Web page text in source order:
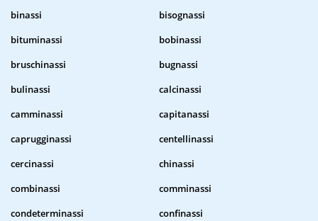
binassi
bisognassi
bituminassi
bobinassi
bruschinassi
bugnassi
bulinassi
calcinassi
camminassi
capitanassi
caprugginassi
centellinassi
cercinassi
chinassi
combinassi
comminassi
condeterminassi
confinassi